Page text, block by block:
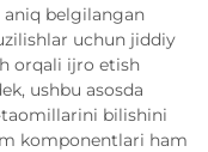
belgilangan
uchun jiddiy
orqali ijro etish
ushbu asosda
bilishini
komponentlari ham